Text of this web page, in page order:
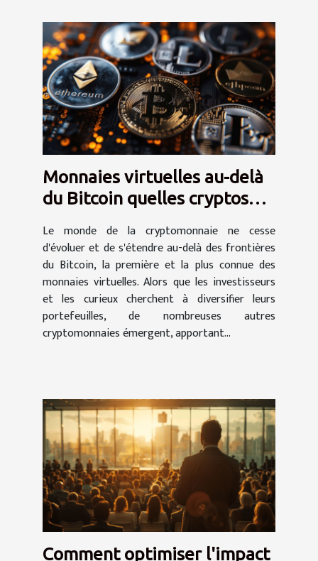
Monnaies virtuelles au-delà
du Bitcoin quelles cryptos
Le monde de la cryptomonnaie ne cesse
d'évoluer et de s'étendre au-delà des frontières
du Bitcoin, la première et la plus connue des
monnaies virtuelles. Alors que les investisseurs
et les curieux cherchent à diversifier leurs
portefeuilles, de nombreuses autres
cryptomonnaies émergent, apportant...
Comment optimiser l'impact